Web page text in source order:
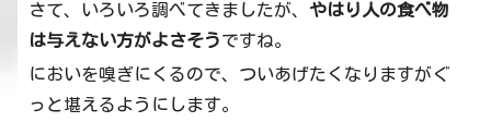
さて、いろいろ調べてきましたが、 やはり人の食べ物
は与えない方がよさそうですね。
においを嗅ぎにくるので、ついあげたくなりますがぐ
っと堪えるようにします。